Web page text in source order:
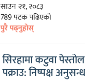
साउन २१, २०८३
789 पटक पढिएको
पुरै पढ्नुहोस्
सिरहामा कटुवा
पक्राउ: निष्पक्ष